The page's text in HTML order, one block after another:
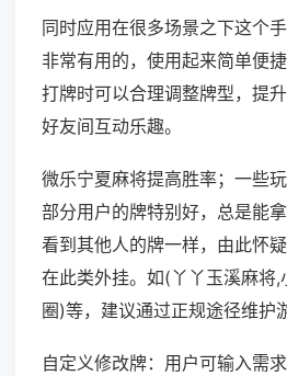
同时应用在很多场景之下这个
非常有用的，使用起来简单便
打牌时可以合理调整牌型，提
好友间互动乐趣。
微乐宁夏麻将提高胜率；一些
部分用户的牌特别好，总是能
看到其他人的牌一样，由此怀
在此类外挂。如(丫丫玉溪麻将
圈)等，建议通过正规途径维护
自定义修改牌：用户可输入需